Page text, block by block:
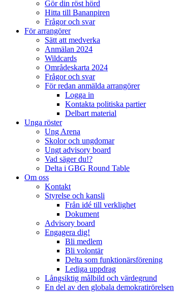
Gör din röst hörd
Hitta till Bananpiren
Frågor och svar
För arrangörer
Sätt att medverka
Anmälan 2024
Wildcards
Områdeskarta 2024
Frågor och svar
För redan anmälda arrangörer
Logga in
Kontakta politiska partier
Delbart material
Unga röster
Ung Arena
Skolor och ungdomar
Ungt advisory board
Vad säger du!?
Delta i GBG Round Table
Om oss
Kontakt
Styrelse och kansli
Från idé till verklighet
Dokument
Advisory board
Engagera dig!
Bli medlem
Bli volontär
Delta som funktionärsförening
Lediga uppdrag
Långsiktig målbild och värdegrund
En del av den globala demokratirörelsen